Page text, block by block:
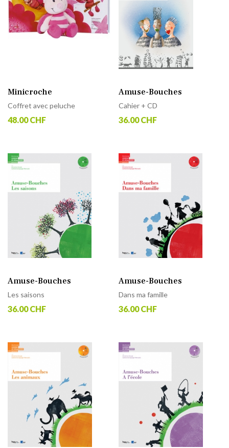
Minicroche
Coffret avec peluche
48.00 CHF
Amuse-Bouches
Cahier + CD
36.00 CHF
Amuse-Bouches
Les saisons
36.00 CHF
Amuse-Bouches
Dans ma famille
36.00 CHF